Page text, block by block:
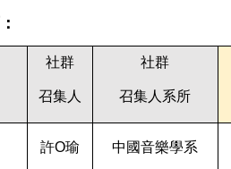
社群
召集人
社群
召集人系所
許O瑜 中國音樂學系